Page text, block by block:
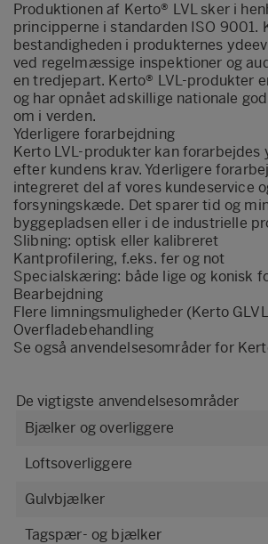
Produktionen af Kerto® LVL sker i
principperne i standarden ISO 9001.
bestandigheden i produkternes
ved regelmæssige inspektioner og
en tredjepart. Kerto® LVL-produkter
og har opnået adskillige nationale
om i verden.
Yderligere forarbejdning
Kerto LVL-produkter kan forarbejdes
efter kundens krav. Yderligere
integreret del af vores kundeservice
forsyningskæde. Det sparer tid og
byggepladsen eller i de industrielle
Slibning: optisk eller kalibreret
Kantprofilering, f.eks. fer og not
Specialskæring: både lige og konisk
Bearbejdning
Flere limningsmuligheder (Kerto
Overfladebehandling
Se ogsåanvendelsesområder for
De vigtigste anvendelsesområder
Bjælker og overliggere
Loftsoverliggere
Gulvbjælker
Tagspær- og bjælker